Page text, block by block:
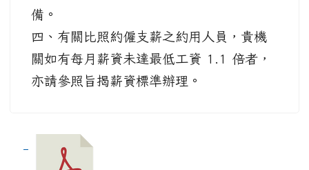
備。
四、有關比照約僱支薪之約用人員，貴機
關如有每月薪資未達最低工資 1.1 倍者，
亦請參照旨揭薪資標準辦理。